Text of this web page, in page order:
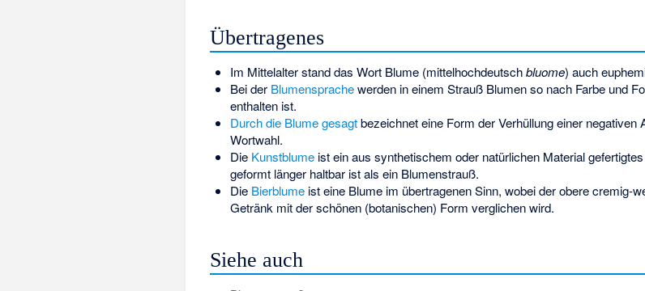
Übertragenes
Im Mittelalter stand das Wort Blume (mittelhochdeutschbluome) auch
Bei der Blumensprachewerden in einem Strauß Blumen so nach Farbe und
enthalten ist.
Durch die Blume gesagtbezeichnet eine Form der Verhüllung einer negativen
Wortwahl.
Die Kunstblumeist ein aus synthetischem oder natürlichen Material
geformt länger haltbar ist als ein Blumenstrauß.
Die Bierblumeist eine Blume im übertragenen Sinn, wobei der obere cremig-
Getränk mit der schönen (botanischen) Form verglichen wird.
Siehe auch